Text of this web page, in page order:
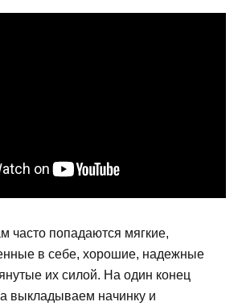
часто попадаются мягкие,
в себе, хорошие, надежные
их силой. На один конец
выкладываем начинку и